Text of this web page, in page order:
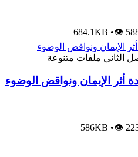
684.1KB •👁
الثاني ملفات متنوعة
أثر الإيمان ونواقض الوضوء
586KB •👁